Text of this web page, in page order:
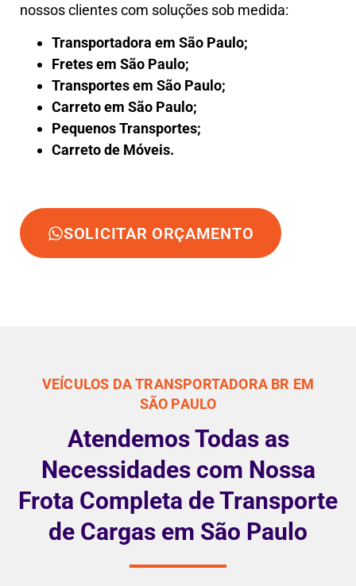
nossos clientes com soluções sob medida:
Transportadora em São Paulo;
Fretes em São Paulo;
Transportes em São Paulo;
Carreto em São Paulo;
Pequenos Transportes;
Carreto de Móveis.
SOLICITAR ORÇAMENTO
VEÍCULOS DA TRANSPORTADORA BR EM
SÃO PAULO
Atendemos Todas as
Necessidades com Nossa
Frota Completa de Transporte
de Cargas em São Paulo